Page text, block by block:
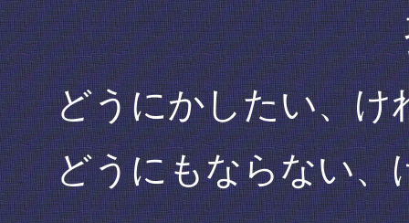
どうにかしたい、け
どうにもならない、